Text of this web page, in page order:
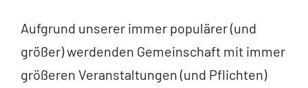
Aufgrund unserer immer populärer (und
größer) werdenden Gemeinschaft mit immer
größeren Veranstaltungen (und Pflichten)